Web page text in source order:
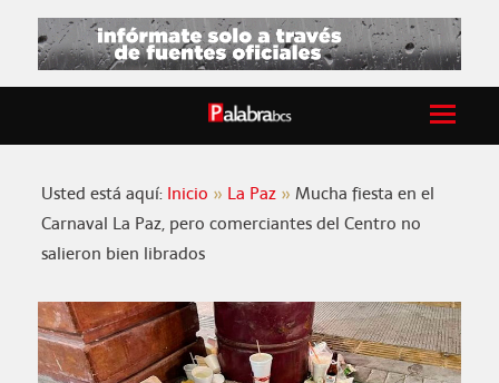
Usted está aquí: Inicio La Paz
Mucha fiesta en el
Carnaval La Paz, pero comerciantes del Centro no
salieron bien librados